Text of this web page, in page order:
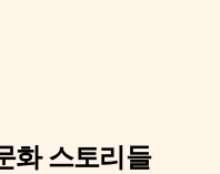
화 스토리들